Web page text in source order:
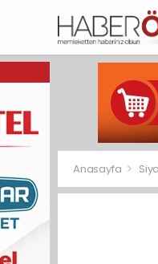
Anasayfa